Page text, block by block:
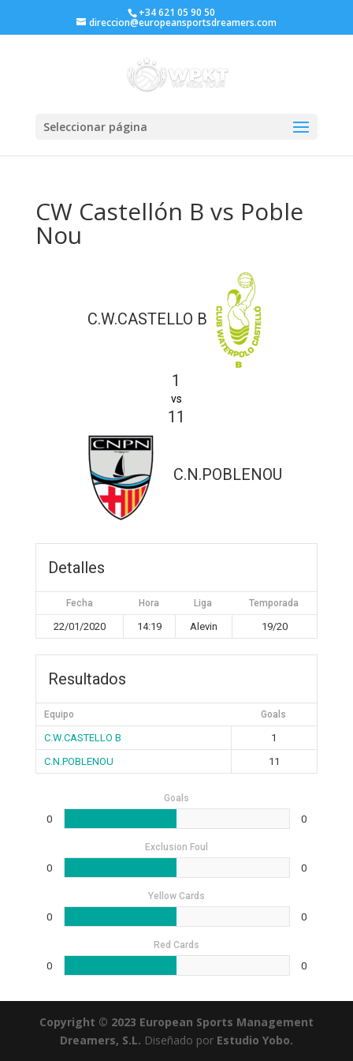
+34 621 05 90 50
direccion@europeansportsdreamers.com
Seleccionar página
CW Castellón B vs Poble
Nou
C.W.CASTELLO B
1
vs
11
C.N.POBLENOU
Detalles
Fecha Hora Liga Temporada
22/01/2020 14:19 Alevin 19/20
Resultados
Equipo Goals
C.W.CASTELLO B
1
C.N.POBLENOU
11
Goals
0 0
Exclusion Foul
0 0
Yellow Cards
0 0
Red Cards
0 0
Copyright © 2023 European Sports Management
Dreamers, S.L. Diseñado por Estudio Yobo.